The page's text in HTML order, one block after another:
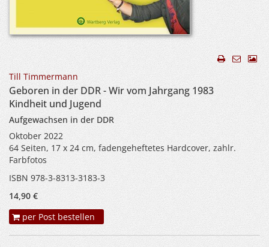
Till Timmermann
Geboren in der DDR - Wir vom Jahrgang 1983
Kindheit und Jugend
Aufgewachsen in der DDR
Oktober 2022
64 Seiten, 17 x 24 cm, fadengeheftetes Hardcover, zahlr.
Farbfotos
ISBN 978-3-8313-3183-3
14,90 €
per Post bestellen